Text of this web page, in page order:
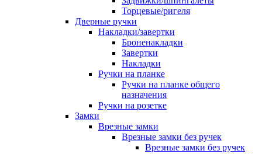
Торцевые/ригеля
Дверные ручки
Накладки/завертки
Броненакладки
Завертки
Накладки
Ручки на планке
Ручки на планке общего
назначения
Ручки на розетке
Замки
Врезные замки
Врезные замки без ручек
Врезные замки без ручек